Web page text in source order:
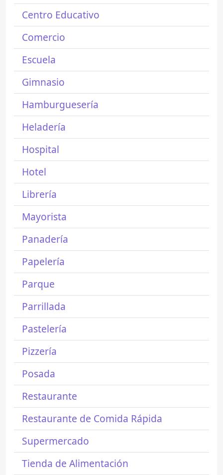
Centro Educativo
Comercio
Escuela
Gimnasio
Hamburguesería
Heladería
Hospital
Hotel
Librería
Mayorista
Panadería
Papelería
Parque
Parrillada
Pastelería
Pizzería
Posada
Restaurante
Restaurante de Comida Rápida
Supermercado
Tienda de Alimentación